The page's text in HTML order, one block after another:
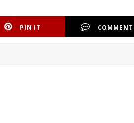
PIN IT COMMENT